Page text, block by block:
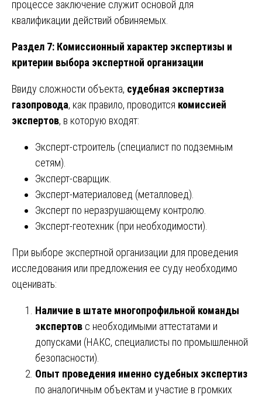
процессе заключение служит основой для
квалификации действий обвиняемых.
Раздел 7: Комиссионный характер экспертизы и
критерии выбора экспертной организации
Ввиду сложности объекта, судебная экспертиза
газопровода, как правило, проводится комиссией
экспертов, в которую входят:
Эксперт-строитель (специалист по подземным
сетям).
Эксперт-сварщик.
Эксперт-материаловед (металловед).
Эксперт по неразрушающему контролю.
Эксперт-геотехник (при необходимости).
При выборе экспертной организации для проведения
исследования или предложения ее суду необходимо
оценивать:
Наличие в штате многопрофильной команды
экспертов с необходимыми аттестатами и
допусками (НАКС, специалисты по промышленной
безопасности).
Опыт проведения именно судебных экспертиз
по аналогичным объектам и участие в громких